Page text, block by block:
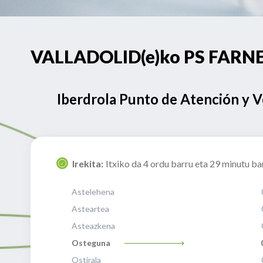
VALLADOLID(e)ko PS
Iberdrola Punto de Atención y
Irekita: Itxiko da 4 ordu barru eta 29 minutu
Astelehena
Asteartea
Asteazkena
Osteguna
Ostirala